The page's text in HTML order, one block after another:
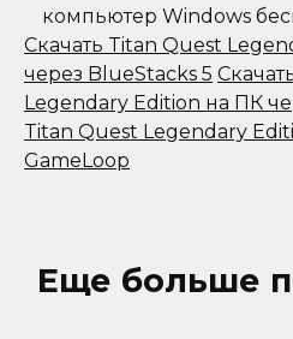
компьютер Windows
Скачать Titan Quest
через BlueStacks 5
Legendary Edition на ПК
Titan Quest Legendary
GameLoop
Еще больше